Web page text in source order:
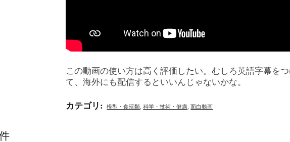
この動画の使い方は高く評価したい。むしろ英語字幕を
て、海外にも配信するといいんじゃないかな。
カテゴリ: 模型・食玩類, 科学・技術・健康, 面白動画